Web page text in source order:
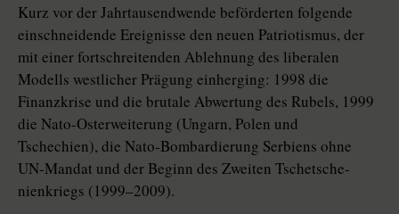
Kurz vor der Jahrtausendwende beförderten folgende
einschneidende Ereignisse den neuen Patriotismus, der
mit einer fortschreitenden Ablehnung des liberalen
Modells westlicher Prägung einherging: 1998 die
Finanzkrise und die brutale Abwertung des Rubels, 1999
die Nato-Osterweiterung (Ungarn, Polen und
Tschechien), die Nato-Bombardierung Serbiens ohne
UN-Mandat und der Beginn des Zweiten Tsche­tsche­
nienkriegs (1999–2009).